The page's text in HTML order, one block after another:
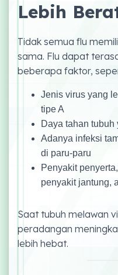
Lebih
Tidak semua flu
sama. Flu dapat
beberapa faktor,
Jenis virus yang
tipe A
Daya tahan
Adanya infeksi
di paru-paru
Penyakit
penyakit jantung,
Saat tubuh melawan
peradangan
lebih hebat.